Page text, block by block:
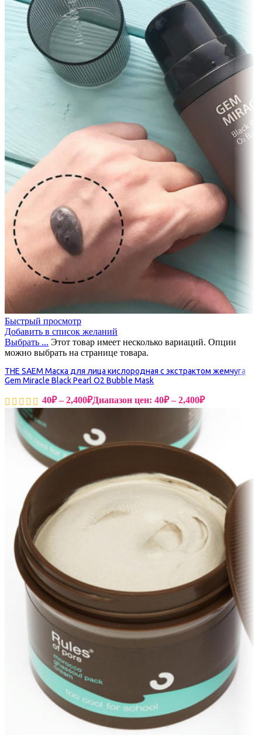
Быстрый просмотр
Добавить в список желаний
Выбрать ... Этот товар имеет несколько вариаций. Опции
можно выбрать на странице товара.
THE SAEM Маска для лица кислородная с экстрактом жемчуга
Gem Miracle Black Pearl O2 Bubble Mask
40₽ – 2,400₽Диапазон цен: 40₽ – 2,400₽